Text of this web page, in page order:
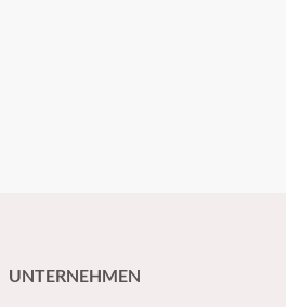
UNTERNEHMEN